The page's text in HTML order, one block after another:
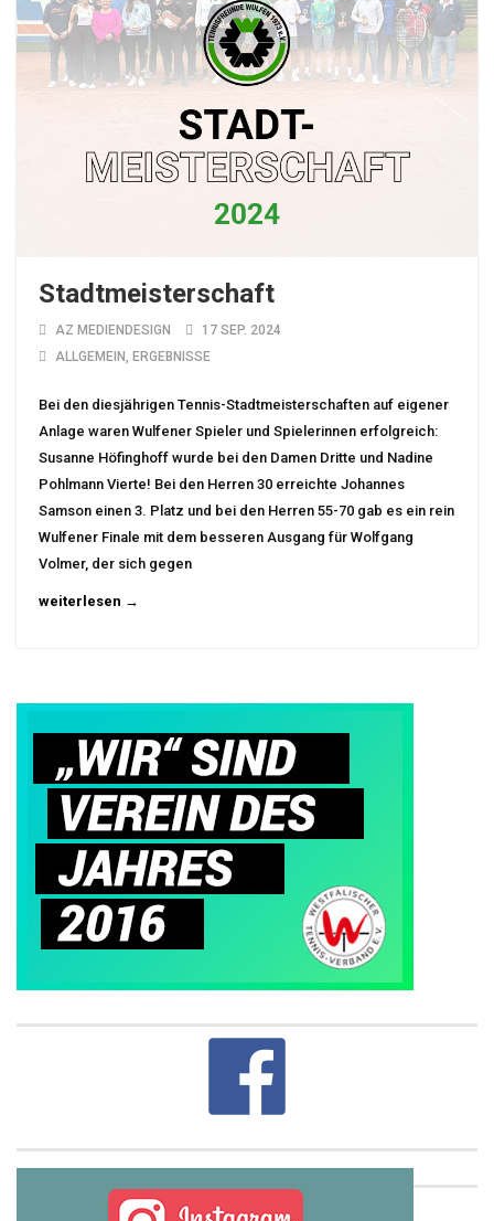
Stadtmeisterschaft
AZ MEDIENDESIGN
17 SEP. 2024
ALLGEMEIN ERGEBNISSE
Bei den diesjährigen Tennis-Stadtmeisterschaften auf eigener
Anlage waren Wulfener Spieler und Spielerinnen erfolgreich:
Susanne Höfinghoff wurde bei den Damen Dritte und Nadine
Pohlmann Vierte! Bei den Herren 30 erreichte Johannes
Samson einen 3. Platz und bei den Herren 55-70 gab es ein rein
Wulfener Finale mit dem besseren Ausgang für Wolfgang
Volmer, der sich gegen
weiterlesen →